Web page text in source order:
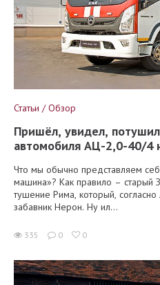
Статьи / Обзор
Пришёл, увидел,
автомобиля АЦ-2,0-40/4
Что мы обычно представляем
машина»? Как правило – старый
тушение Рима, который,
забавник Нерон. Ну ил...
335 0 0